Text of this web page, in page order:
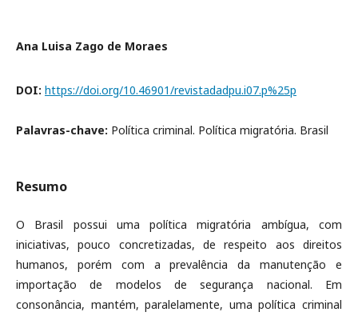
Ana Luisa Zago de Moraes
DOI: https://doi.org/10.46901/revistadadpu.i07.p%25p
Palavras-chave: Política criminal. Política migratória. Brasil
Resumo
O Brasil possui uma política migratória ambígua, com
iniciativas, pouco concretizadas, de respeito aos direitos
humanos, porém com a prevalência da manutenção e
importação de modelos de segurança nacional. Em
consonância, mantém, paralelamente, uma política criminal